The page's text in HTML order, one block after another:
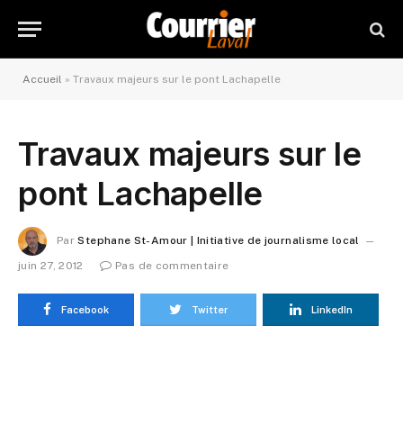
Accueil » Travaux majeurs sur le pont Lachapelle
Travaux majeurs sur le
pont Lachapelle
Par Stephane St-Amour | Initiative de journalisme local
juin 27, 2012
Pas de commentaire
Facebook Twitter LinkedIn